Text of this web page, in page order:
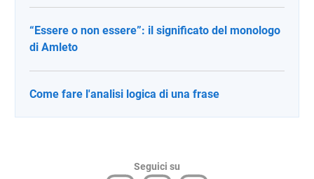
“Essere o non essere”: il significato del monologo
di Amleto
Come fare l'analisi logica di una frase
Seguici su